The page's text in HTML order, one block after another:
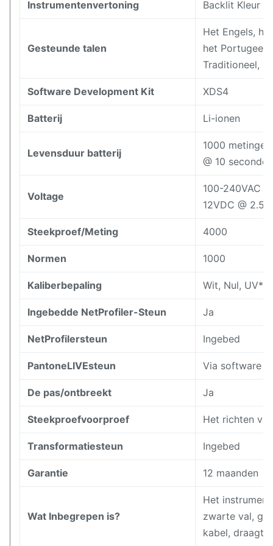
Instrumentenvertoning Backlit Kleur
Gesteunde talen
Het Engels,
het
Traditioneel,
Software Development Kit XDS4
Batterij Li-ionen
Levensduur batterij
1000
@ 10
Voltage
100-240VAC
12VDC @ 2.5A
Steekproef/Meting 4000
Normen 1000
Kaliberbepaling Wit, Nul, UV*
Ingebedde NetProfiler-Steun Ja
NetProfilersteun Ingebed
PantoneLIVEsteun Via software
De pas/ontbreekt Ja
Steekproefvoorproef Het richten
Transformatiesteun Ingebed
Garantie 12 maanden
Wat Inbegrepen is?
Het
zwarte val,
kabel, draagt